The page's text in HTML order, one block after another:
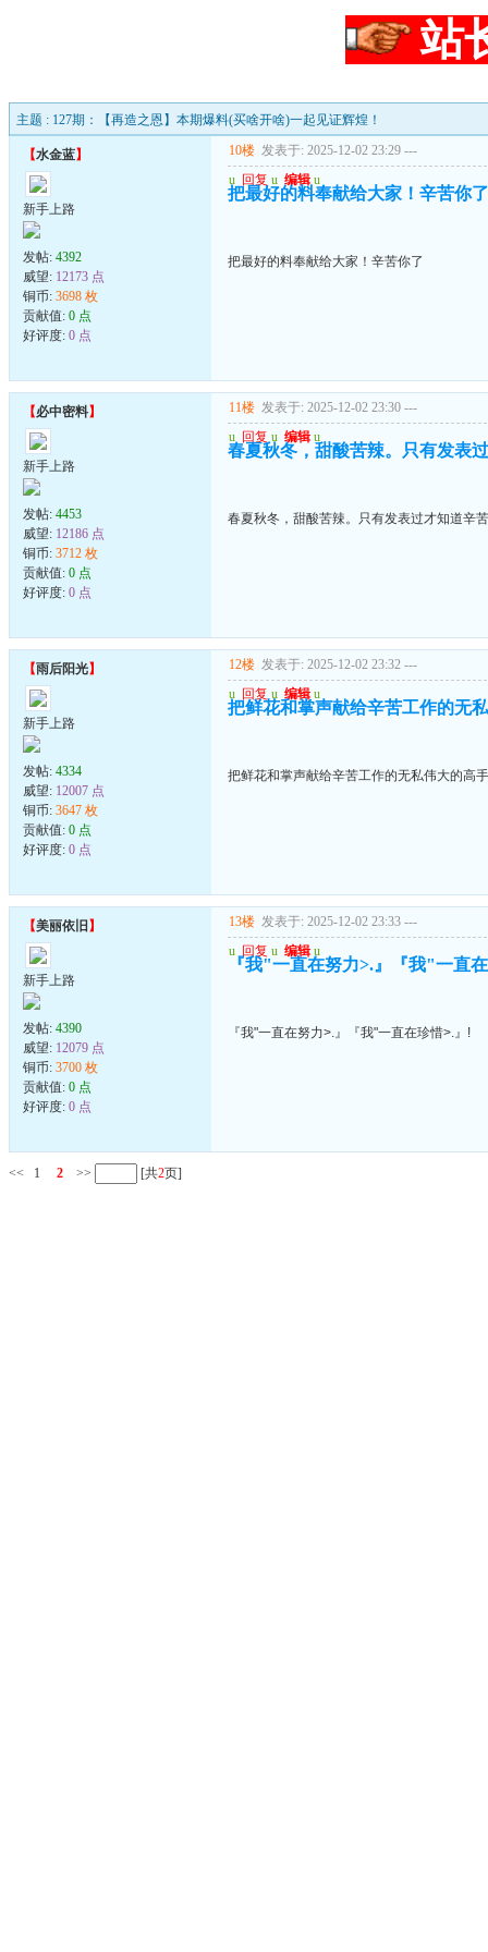
站
主题 : 127期：【再造之恩】本期爆料(买啥开啥)一起见证辉煌！
【水金蓝】
新手上路
发帖: 4392
威望: 12173 点
铜币: 3698 枚
贡献值: 0 点
好评度: 0 点
10楼 发表于: 2025-12-02 23:29 ---
u 回复 u 编辑 u
把最好的料奉献给大家！辛苦你了
把最好的料奉献给大家！辛苦你了
【必中密料】
新手上路
发帖: 4453
威望: 12186 点
铜币: 3712 枚
贡献值: 0 点
好评度: 0 点
11楼 发表于: 2025-12-02 23:30 ---
u 回复 u 编辑 u
春夏秋冬，甜酸苦辣。只有发表
春夏秋冬，甜酸苦辣。只有发表过才知道辛
【雨后阳光】
新手上路
发帖: 4334
威望: 12007 点
铜币: 3647 枚
贡献值: 0 点
好评度: 0 点
12楼 发表于: 2025-12-02 23:32 ---
u 回复 u 编辑 u
把鲜花和掌声献给辛苦工作的无
把鲜花和掌声献给辛苦工作的无私伟大的高
【美丽依旧 】
新手上路
发帖: 4390
威望: 12079 点
铜币: 3700 枚
贡献值: 0 点
好评度: 0 点
13楼 发表于: 2025-12-02 23:33 ---
u 回复 u 编辑 u
『我"一直在努力>.』『我"一直
『我"一直在努力>.』『我"一直在珍惜>.』!
<< 1 2 >> [共2页]